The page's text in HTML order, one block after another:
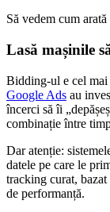
Să vedem cum
Lasă mașinile
Bidding-ul e cel mai
Google Ads au
încerci să îi
combinație între
Dar atenție:
datele pe care le
tracking curat,
de performanță.